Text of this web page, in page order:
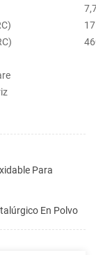
Para
En Polvo